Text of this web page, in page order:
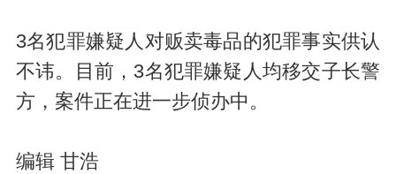
3名犯罪嫌疑人对贩卖毒品的犯罪事实供认
不讳。目前，3名犯罪嫌疑人均移交子长警
方，案件正在进一步侦办中。
编辑 甘浩